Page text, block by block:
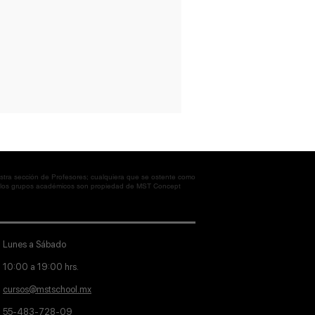
sección de Profesores; cualquiera que se ostente como
grupos académicos son propiedad de MST Concept
Lunes a Sábado
10:00 a 19:00 hrs.
cursos@mstschool.mx
55-483-728-09